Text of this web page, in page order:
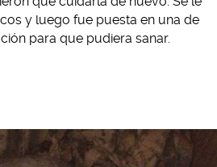
y luego fue puesta en una de
para que pudiera sanar.